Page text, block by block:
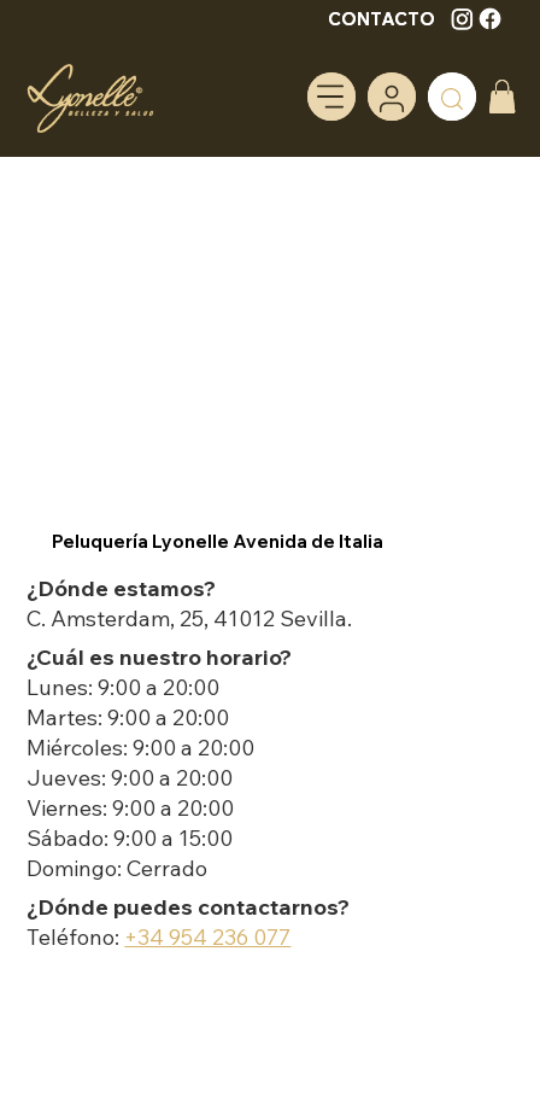
CONTACTO
CONTACTO
¿Dónde estamos?
C. Amsterdam, 25, 41012 Sevilla.
¿Cuál es nuestro horario?
Lunes: 9:00 a 20:00
Martes: 9:00 a 20:00
Miércoles: 9:00 a 20:00
Jueves: 9:00 a 20:00
Viernes: 9:00 a 20:00
Sábado: 9:00 a 15:00
Domingo: Cerrado
¿Dónde puedes contactarnos?
Teléfono: +34 954 236 077
Peluquería Lyonelle Avenida de Italia